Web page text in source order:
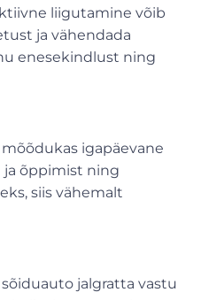
liigutamine võib
ja vähendada
enesekindlust ning
igapäevane
õppimist ning
siis vähemalt
jalgratta vastu